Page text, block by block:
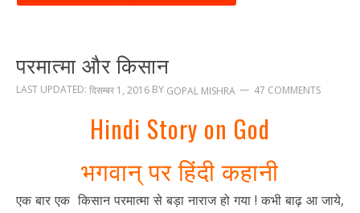
परमात्मा और किसान
LAST UPDATED: दिसम्बर 1, 2016 BY GOPAL MISHRA 47 COMMENTS
Hindi Story on God
भगवान् पर हिंदी कहानी
एक बार एक किसान परमात्मा से बड़ा नाराज हो गया ! कभी बाढ़ आ जाये,